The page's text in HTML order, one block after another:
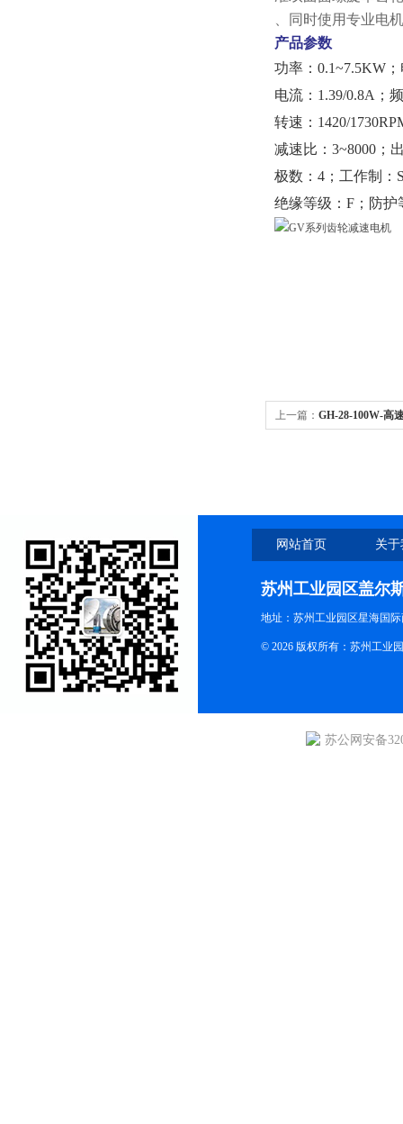
、同时使用专业电
产品参数
功率：0.1~7.5KW
电流：1.39/0.8A；
转速：1420/
减速比：3~8000；
极数：4；工作制：
绝缘等级：F；防护
上一篇： GH-28-100W-高
网站首页 关
苏州工业园区盖尔
地址：苏州工业园区星海国
© 2026 版权所有：苏州工业
苏公网安备